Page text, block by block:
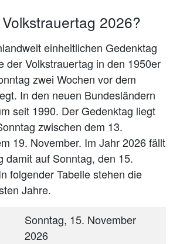
2026?
einheitlichen Gedenktag
der Volkstrauertag in den 1950er
zwei Wochen vor dem
In den neuen Bundesländern
seit 1990. Der Gedenktag liegt
zwischen dem 13.
19. November. Im Jahr 2026 fällt
damit auf Sonntag, den 15.
folgender Tabelle stehen die
Jahre.
Sonntag, 15. November
2026